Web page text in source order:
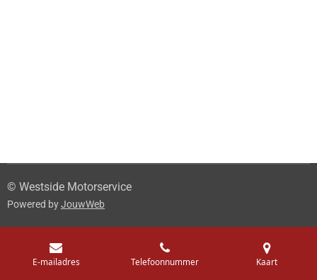
© Westside Motorservice
Powered byJouwWeb
E-mailadres Telefoonnummer Kaart